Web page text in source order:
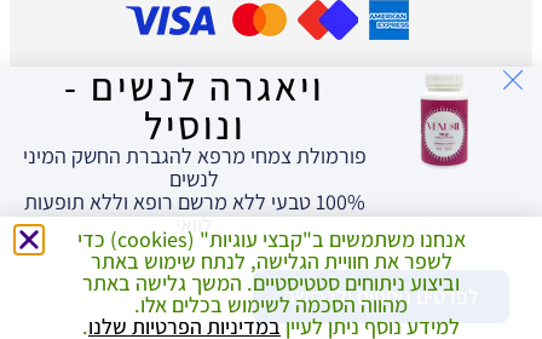
© כל הזכויות שמורות לטבע און - מוצרים
טבעיים לאיכות חיים
ויאגרה לנשים -
ונוסיל
פורמולת צמחי מרפא להגברת החשק המיני
לנשים
100% טבעי ללא מרשם רופא וללא תופעות
לוואי
לפרטים נוספים ולרכישה
אנחנו משתמשים ב"קבצי עוגיות" (cookies) כדי
לשפר את חוויית הגלישה, לנתח שימוש באתר
וביצוע ניתוחים סטטיסטיים. המשך גלישה באתר
מהווה הסכמה לשימוש בכלים אלו.
למידע נוסף ניתן לעיין במדיניות הפרטיות שלנו.